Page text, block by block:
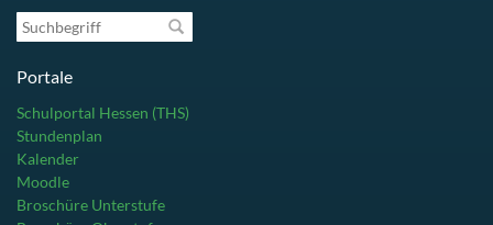
Suchbegriff
Portale
Schulportal Hessen (THS)
Stundenplan
Kalender
Moodle
Broschüre Unterstufe